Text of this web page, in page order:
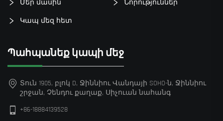
Մեր մասին Նորություններ
Կապ մեզ հետ
Պահպանեք կապի մեջ
Տուն 1905, բլոկ D, Ջիննիու Վանդայի SOHO-ն, Ջիննիու
շրջան, Չենդու քաղաք, Սիչուան նահանգ
+86-18884139528